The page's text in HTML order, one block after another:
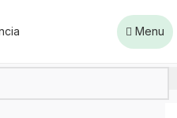
Menu